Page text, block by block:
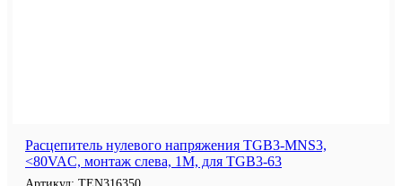
Расцепитель нулевого напряжения TGB3-MNS3,
<80VAC, монтаж слева, 1M, для TGB3-63